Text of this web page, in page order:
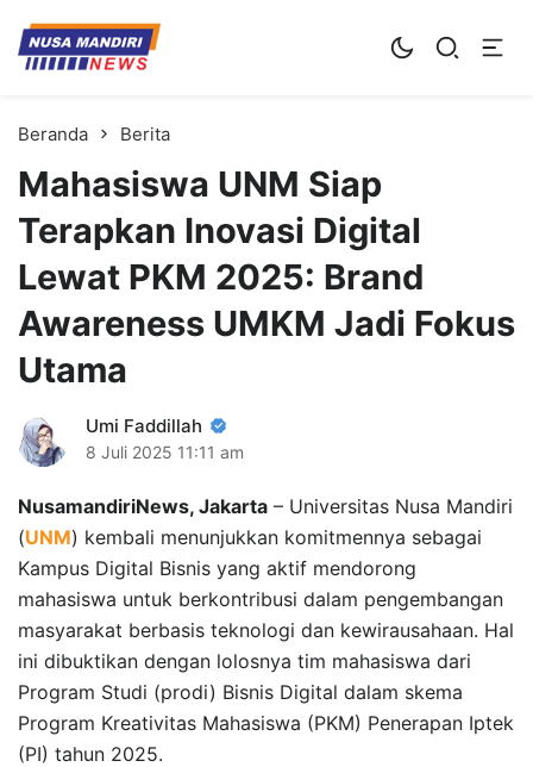
Kampus Digital Bisnis
Universitas Nusa Mandiri
Beranda Berita
Mahasiswa UNM Siap
Terapkan Inovasi Digital
Lewat PKM 2025: Brand
Awareness UMKM Jadi Fokus
Utama
Umi Faddillah
8 Juli 2025 11:11 am
NusamandiriNews, Jakarta – Universitas Nusa Mandiri
(UNM) kembali menunjukkan komitmennya sebagai
Kampus Digital Bisnis yang aktif mendorong
mahasiswa untuk berkontribusi dalam pengembangan
masyarakat berbasis teknologi dan kewirausahaan. Hal
ini dibuktikan dengan lolosnya tim mahasiswa dari
Program Studi (prodi) Bisnis Digital dalam skema
Program Kreativitas Mahasiswa (PKM) Penerapan Iptek
(PI) tahun 2025.